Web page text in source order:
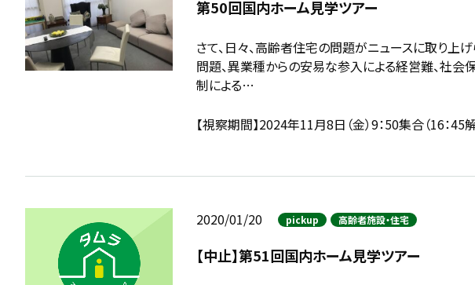
第50回国内ホーム見学ツアー
さて、日々、高齢者住宅の問題がニュースに取り上
問題、異業種からの安易な参入による経営難、社
制による…
【視察期間】2024年11月8日（金）9：50集合（16：45
2020/01/20 pickup 高齢者施設・住宅
【中止】第51回国内ホーム見学ツアー